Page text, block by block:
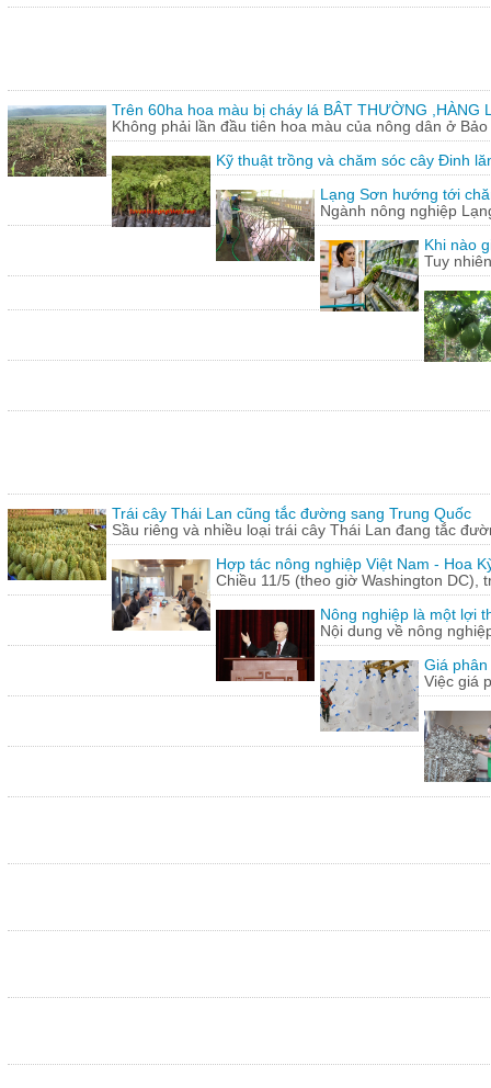
Trên 60ha hoa màu bị cháy lá BÂT THƯỜNG
Không phải lần đầu tiên hoa màu của nông dân ở
Kỹ thuật trồng và chăm sóc cây Đinh
Lạng Sơn hướng tới
Ngành nông nghiệp
Khi nào
Tuy
Trái cây Thái Lan cũng tắc đường sang Trung Quốc
Sầu riêng và nhiều loại trái cây Thái Lan đang tắc
Hợp tác nông nghiệp Việt Nam - Hoa
Chiều 11/5 (theo giờ Washington DC),
Nông nghiệp là một lợi
Nội dung về nông
Giá
Việc giá